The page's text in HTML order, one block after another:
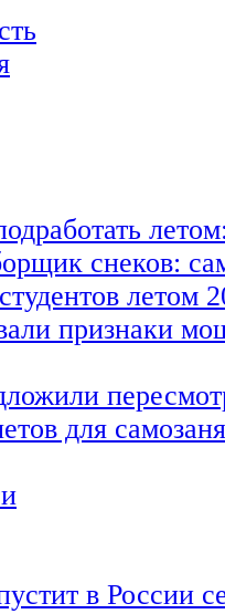
снеков:
летом
признаки
для
в России